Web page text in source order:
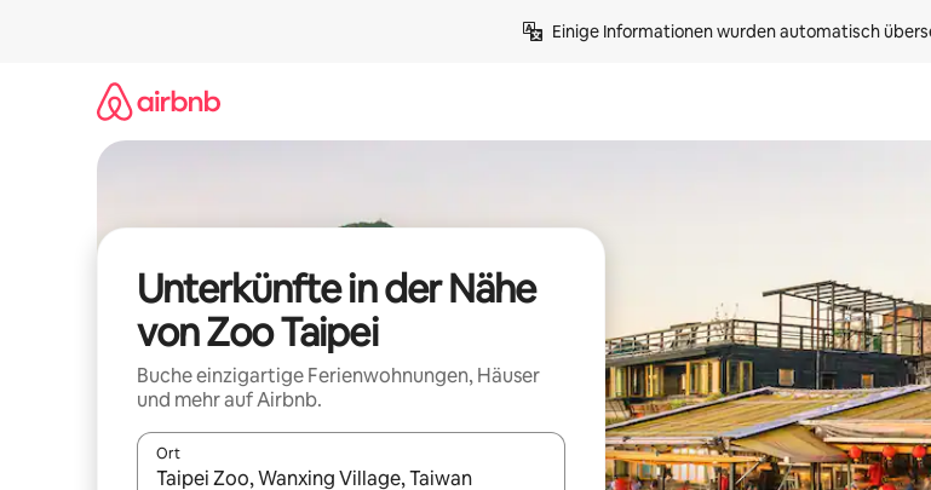
Einige Informationen wurden automatisch
Unterkünfte in der Nähe
von Zoo Taipei
Buche einzigartige Ferienwohnungen, Häuser
und mehr auf Airbnb.
Ort
Wenn Ergebnisse verfügbar sind, navigiere mit den Pfeiltasten nach oben und unten oder erkunde